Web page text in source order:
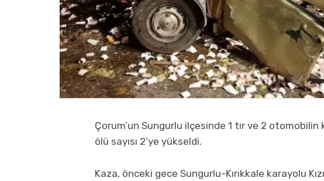
Çorum’un Sungurlu ilçesinde 1 tır ve 2 otomobilin
ölü sayısı 2’ye yükseldi.
Kaza, önceki gece Sungurlu-Kırıkkale karayolu